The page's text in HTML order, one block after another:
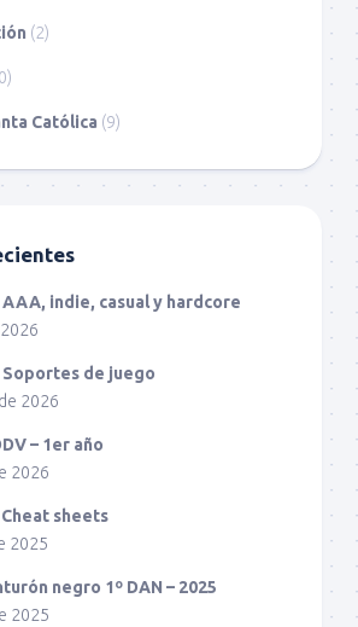
(2)
Católica (9)
AAA, indie, casual y hardcore
Soportes de juego
2026
– 1er año
2026
sheets
2025
negro 1º DAN – 2025
2025